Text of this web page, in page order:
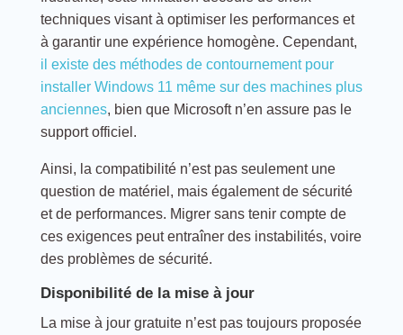
techniques visant à optimiser les performances et
à garantir une expérience homogène. Cependant,
il existe des méthodes de contournement pour
installer Windows 11 même sur des machines plus
anciennes, bien que Microsoft n’en assure pas le
support officiel.
Ainsi, la compatibilité n’est pas seulement une
question de matériel, mais également de sécurité
et de performances. Migrer sans tenir compte de
ces exigences peut entraîner des instabilités, voire
des problèmes de sécurité.
Disponibilité de la mise à jour
La mise à jour gratuite n’est pas toujours proposée